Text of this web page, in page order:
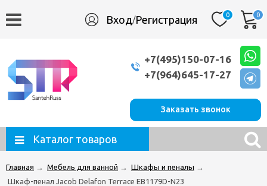
Вход/Регистрация 0 0
+7(495)150-07-16
+7(964)645-17-27
Заказать звонок
Каталог товаров
Главная → Мебель для ванной → Шкафы и пеналы →
Шкаф-пенал Jacob Delafon Terrace EB1179D-N23